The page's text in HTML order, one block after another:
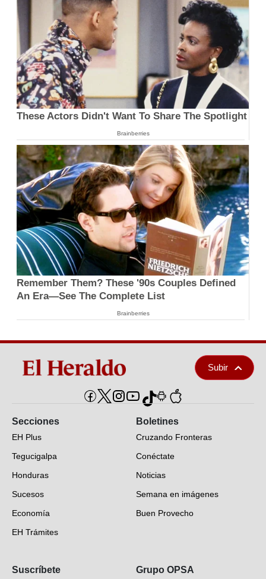
These Actors Didn't Want To Share The Spotlight
Brainberries
Remember Them? These '90s Couples Defined
An Era—See The Complete List
Brainberries
Subir
Secciones
EH Plus
Tegucigalpa
Honduras
Sucesos
Economía
EH Trámites
EH Verifica
Boletines
Cruzando Fronteras
Conéctate
Noticias
Semana en imágenes
Buen Provecho
Suscríbete Grupo OPSA